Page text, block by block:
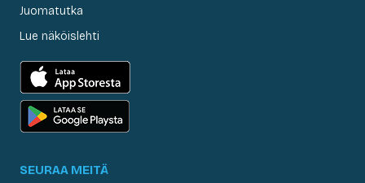
Juomatutka
Lue näköislehti
SEURAA MEITÄ